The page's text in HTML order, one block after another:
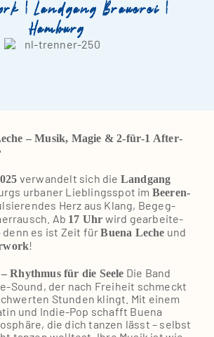
| Landgang Brauerei |
Hamburg
– Musik, Magie & 2‑für‑1 After­
ver­wan­delt sich die Land­gang
urba­ner Lieb­lings­spot im Bee­ren­
Herz aus Klang, Begeg­
Ab 17 Uhr wird gear­bei­te­
denn es ist Zeit fürBue­na Leche und
!
Rhyth­mus für die See­le Die Band
Sound, der nach Frei­heit schmeckt
Stun­den klingt. Mit einem
und Indie-Pop schafft Bue­na
die dich tan­zen lässt – selbst